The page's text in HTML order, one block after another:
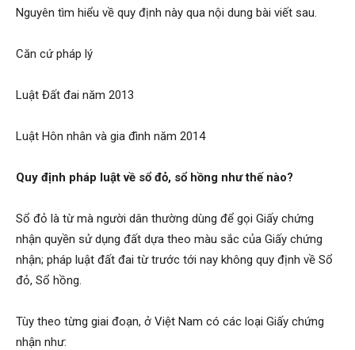
Nguyên tìm hiểu về quy định này qua nội dung bài viết sau.
Căn cứ pháp lý
Luật Đất đai năm 2013
Luật Hôn nhân và gia đình năm 2014
Quy định pháp luật về sổ đỏ, sổ hồng như thế nào?
Sổ đỏ là từ mà người dân thường dùng để gọi Giấy chứng
nhận quyền sử dụng đất dựa theo màu sắc của Giấy chứng
nhận; pháp luật đất đai từ trước tới nay không quy định về Sổ
đỏ, Sổ hồng.
Tùy theo từng giai đoạn, ở Việt Nam có các loại Giấy chứng
nhận như: